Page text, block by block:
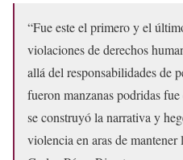
“Fue este el primero y el
violaciones de derechos
allá del responsabilidades de
fueron manzanas podridas
se construyó la narrativa y
violencia en aras de